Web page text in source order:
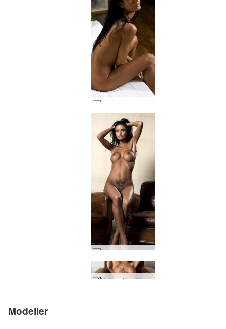
Helena karel superstjärna #10
Helena Karel hon Conan #41
Helena Karel hon Conan #25
Modeller